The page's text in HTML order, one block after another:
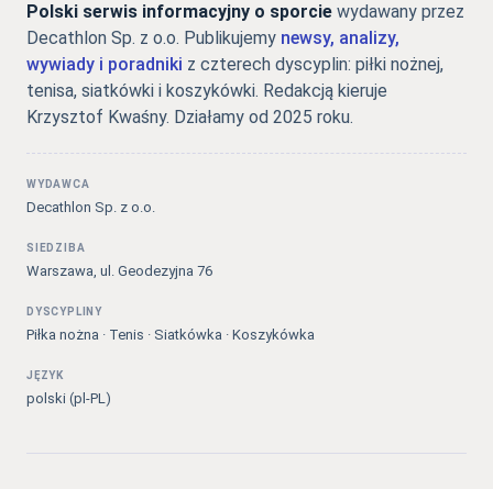
Polski serwis informacyjny o sporcie wydawany przez
Decathlon Sp. z o.o. Publikujemy newsy, analizy,
wywiady i poradniki z czterech dyscyplin: piłki nożnej,
tenisa, siatkówki i koszykówki. Redakcją kieruje
Krzysztof Kwaśny. Działamy od 2025 roku.
WYDAWCA
Decathlon Sp. z o.o.
SIEDZIBA
Warszawa, ul. Geodezyjna 76
DYSCYPLINY
Piłka nożna · Tenis · Siatkówka · Koszykówka
JĘZYK
polski (pl-PL)